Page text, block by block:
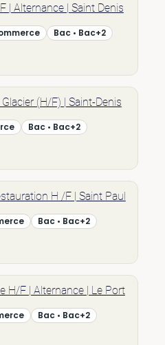
| Alternance | Saint Denis
Bac • Bac+2
(H/F) | Saint-Denis
Bac • Bac+2
H /F | Saint Paul
Bac • Bac+2
H/F | Alternance | Le Port
Bac • Bac+2